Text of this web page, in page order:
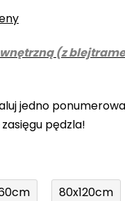
(z
jedno
pędzla!
80x120cm